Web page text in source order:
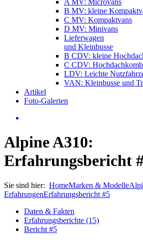
A MV: Microvans
B MV: kleine
C MV: Kompaktvans
D MV: Minivans
Lieferwagen
und Kleinbusse
B CDV: kleine
C CDV:
LDV: Leichte
VAN: Kleinbusse und
Artikel
Foto-Galerien
Alpine A310:
Erfahrungsbericht
Sie sind hier: HomeMarken & Modelle
ErfahrungenErfahrungsbericht #5
Daten & Fakten
Erfahrungsberichte (15)
Bericht #5